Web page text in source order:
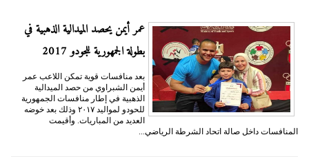
عمر أيمن يحصد الميدالية الذهبية في
بطولة الجمهورية للجودو 2017
بعد منافسات قوية تمكن اللاعب عمر
أيمن الشبراوي من حصد الميدالية
الذهبية في إطار منافسات الجمهورية
للحودو لمواليد ٢٠١٧ وذلك بعد خوضه
العديد من المباريات. وأقيمت
المنافسات داخل صالة اتحاد الشرطة الرياضي...